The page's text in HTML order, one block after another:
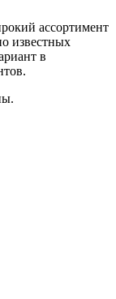
ассортимент
известных
в